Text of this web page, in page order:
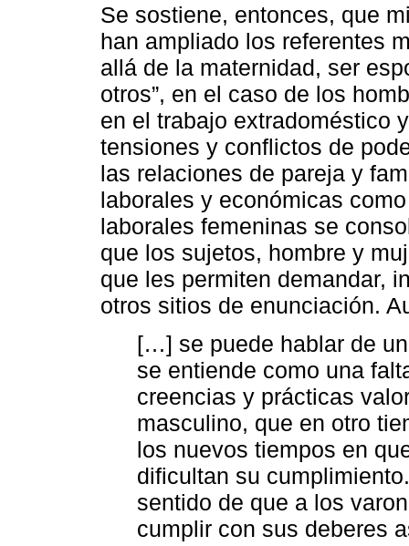
Se sostiene, entonces, que
han ampliado los referentes
allá de la maternidad, ser
otros”, en el caso de los
en el trabajo extradoméstico
tensiones y conflictos de
las relaciones de pareja y
laborales y económicas
laborales femeninas se
que los sujetos, hombre y
que les permiten demandar,
otros sitios de enunciación.
[…] se puede hablar de
se entiende como una
creencias y prácticas
masculino, que en otro
los nuevos tiempos en
dificultan su
sentido de que a los
cumplir con sus deberes